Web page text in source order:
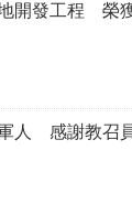
開發工程 榮
人 感謝教召